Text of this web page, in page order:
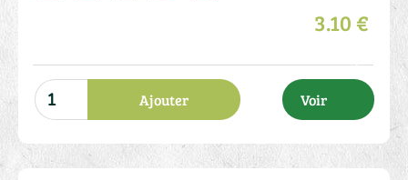
3.10 €
Ajouter Voir